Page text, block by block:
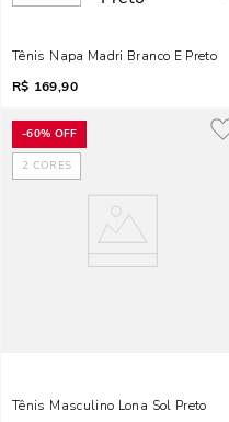
Tênis Napa Madri Branco E Preto
R$ 169,90
-60% OFF
2 CORES
Tênis Masculino Lona Sol Preto